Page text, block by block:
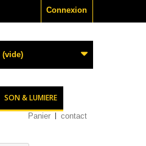
Connexion
(vide)
SON & LUMIERE
Panier contact